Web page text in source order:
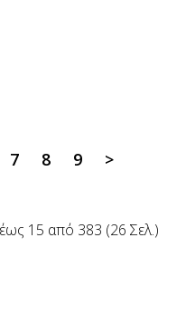
7 8 9
>
15 από 383 (26 Σελ.)